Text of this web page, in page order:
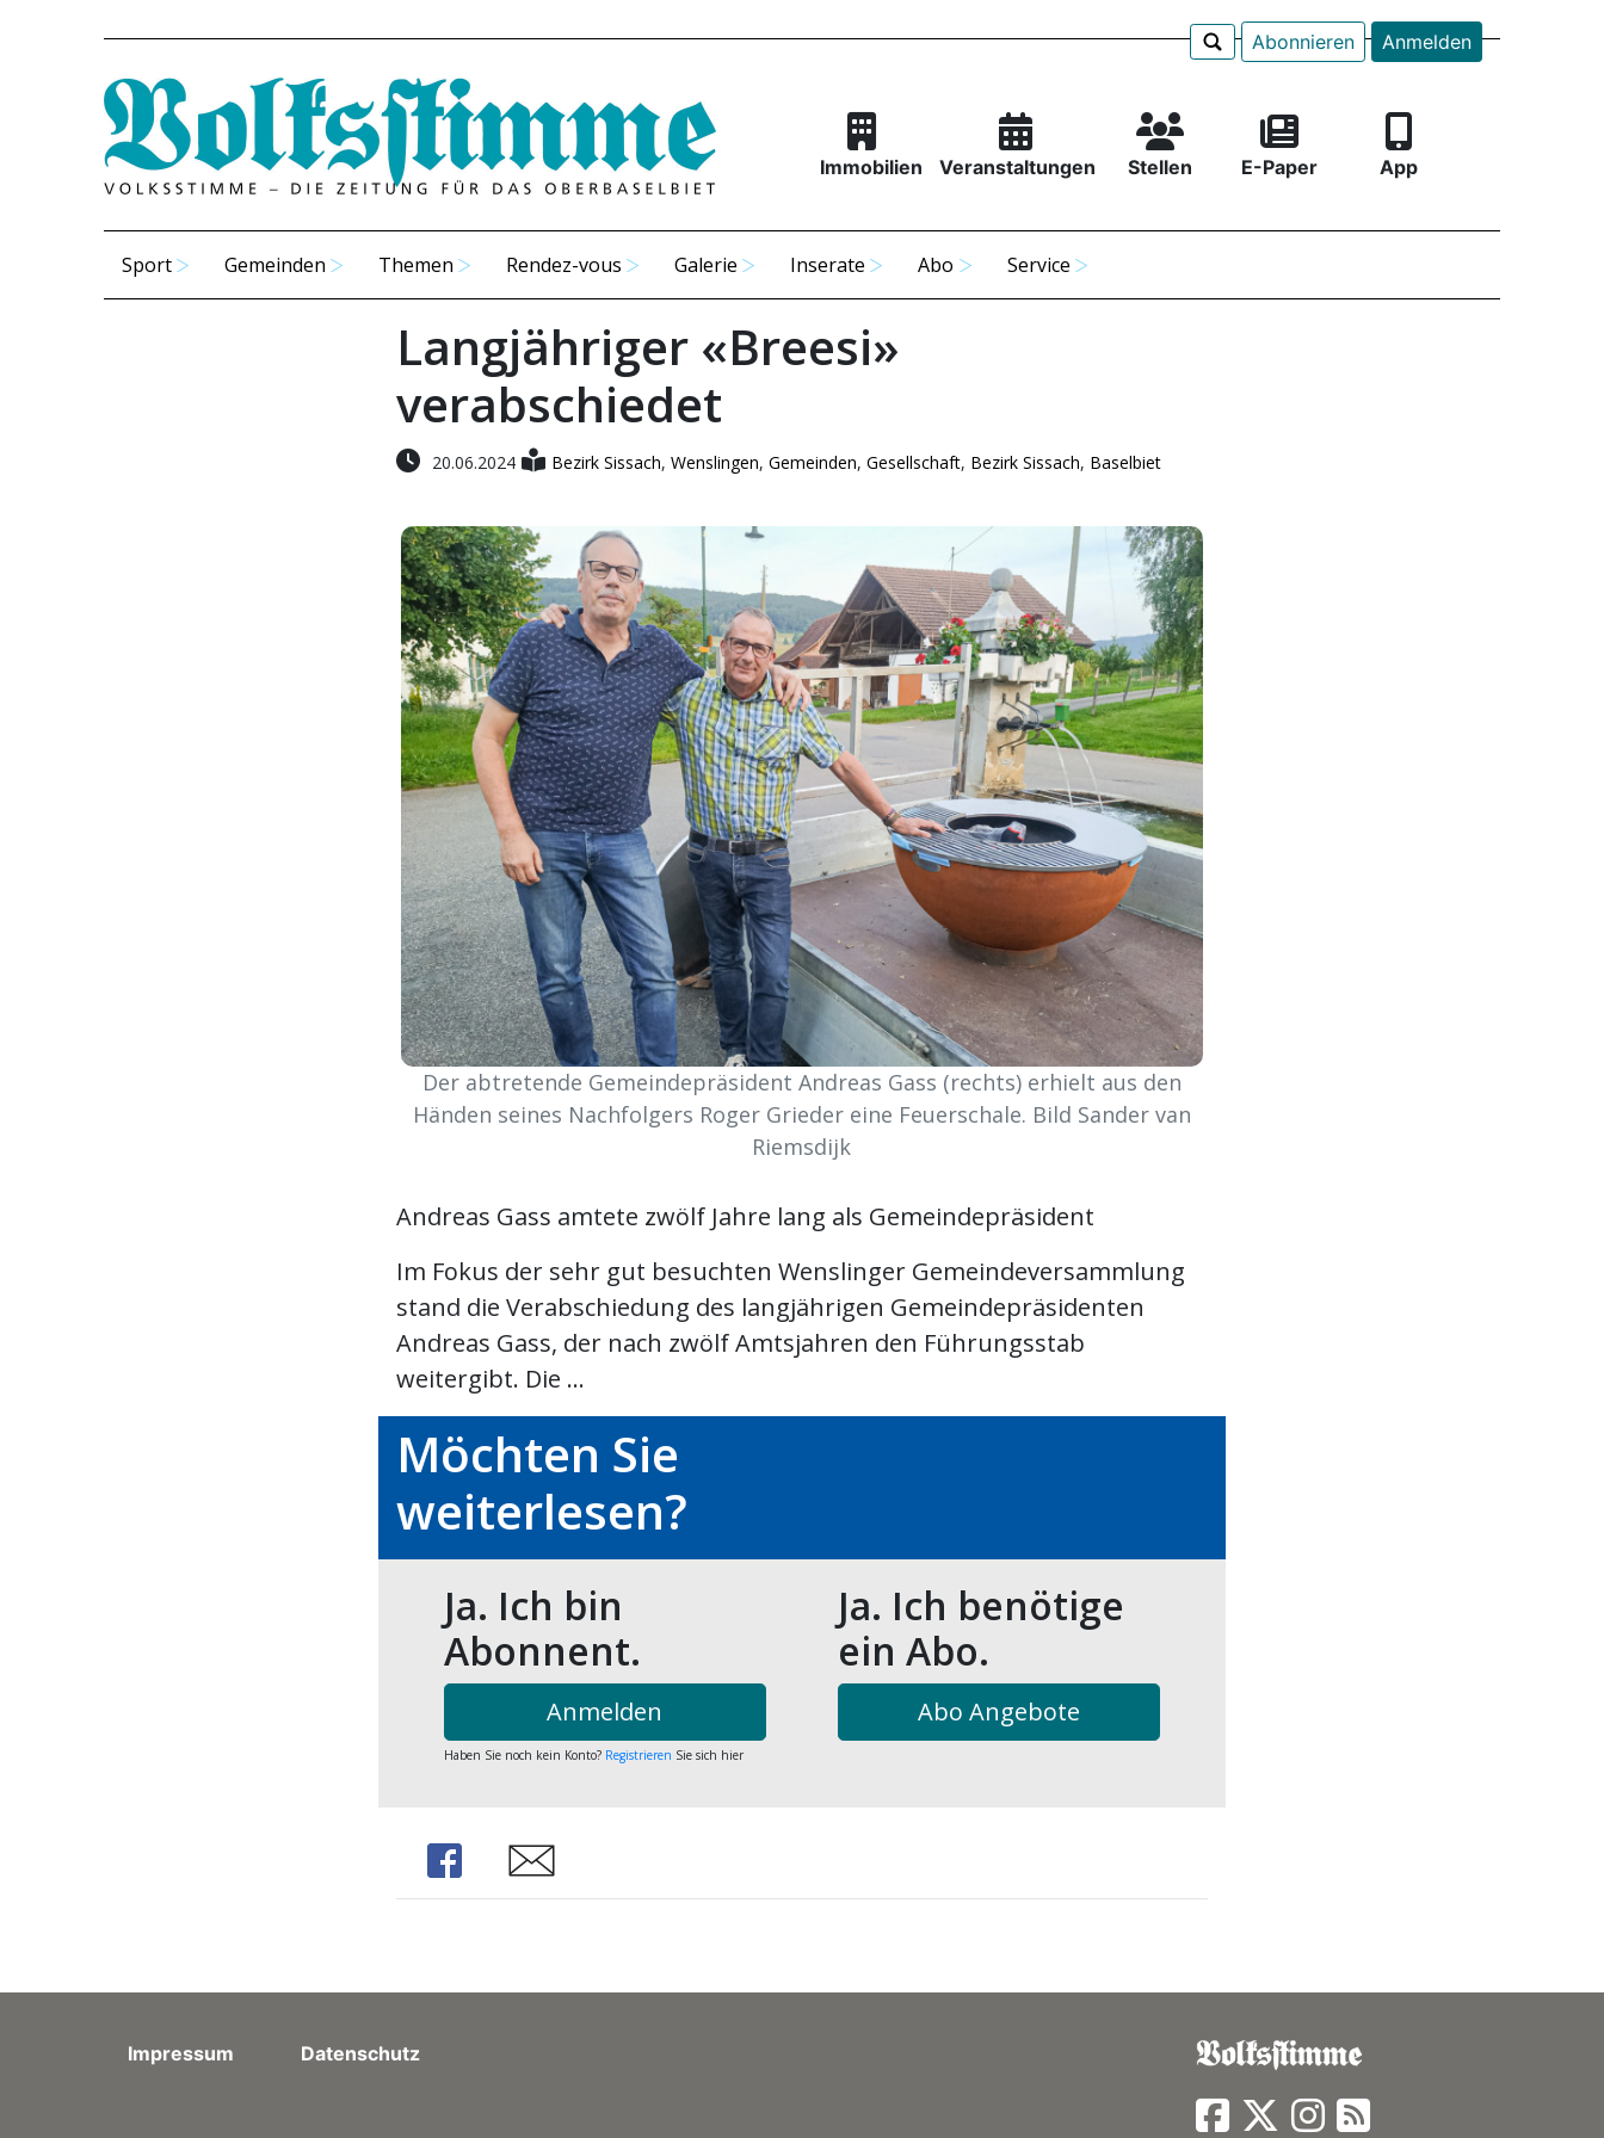
Abonnieren Anmelden
Immobilien Veranstaltungen Stellen E-Paper App
Sport Gemeinden Themen Rendez-vous Galerie Inserate Abo Service
Langjähriger «Breesi»
verabschiedet
20.06.2024 Bezirk Sissach, Wenslingen, Gemeinden, Gesellschaft, Bezirk Sissach, Baselbiet
Der abtretende Gemeindepräsident Andreas Gass (rechts) erhielt aus den
Händen seines Nachfolgers Roger Grieder eine Feuerschale. Bild Sander van
Riemsdijk
Andreas Gass amtete zwölf Jahre lang als Gemeindepräsident
Im Fokus der sehr gut besuchten Wenslinger Gemeindeversammlung
stand die Verabschiedung des langjährigen Gemeindepräsidenten
Andreas Gass, der nach zwölf Amtsjahren den Führungsstab
weitergibt. Die ...
Möchten Sie
weiterlesen?
Ja. Ich bin
Abonnent.
Anmelden
Haben Sie noch kein Konto?Registrieren Sie sich hier
Ja. Ich benötige
ein Abo.
Abo Angebote
Share Share
Impressum Datenschutz